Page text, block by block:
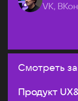
VK,
Смотреть
Продукт